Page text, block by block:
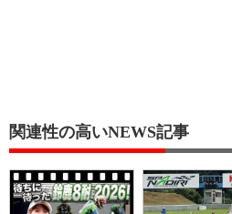
関連性の高いNEWS記事